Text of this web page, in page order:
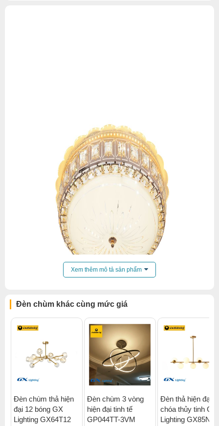
Click để xem thêm chiết khấu, quà tặng và khuyến mãi của
đèn chùm.
Xem thêm mô tả sản phẩm
Đèn chùm khác cùng mức giá
Đèn chùm thả hiện
đại 12 bóng GX
Lighting GX64T12
Đèn chùm 3 vòng
hiện đại tinh tế
GP044TT-3VM
Đèn thả hiện đại
chóa thủy tinh GX
Lighting GX85N7